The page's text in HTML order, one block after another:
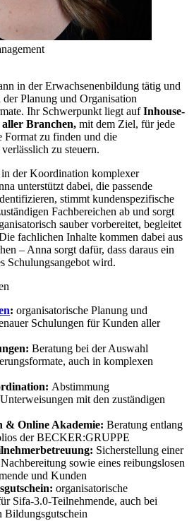
in der Erwachsenenbildung tätig und
Planung und Organisation
Ihr Schwerpunkt liegt aufInhouse-
Branchen, mit dem Ziel, für jede
Format zu finden und die
zu steuern.
der Koordination komplexer
unterstützt dabei, die passende
stimmt kundenspezifische
Fachbereichen ab und sorgt
sauber vorbereitet, begleitet
fachlichen Inhalte kommen dabei aus
– Anna sorgt dafür, dass daraus ein
Schulungsangebot wird.
: organisatorische Planung und
Schulungen für Kunden aller
Beratung bei der Auswahl
auch in komplexen
Abstimmung
mit den zuständigen
& Online Akademie: Beratung entlang
der BECKER:GRUPPE
Sicherstellung einer
sowie eines reibungslosen
und Kunden
organisatorische
Sifa-3.0-Teilnehmende, auch bei
Bildungsgutschein